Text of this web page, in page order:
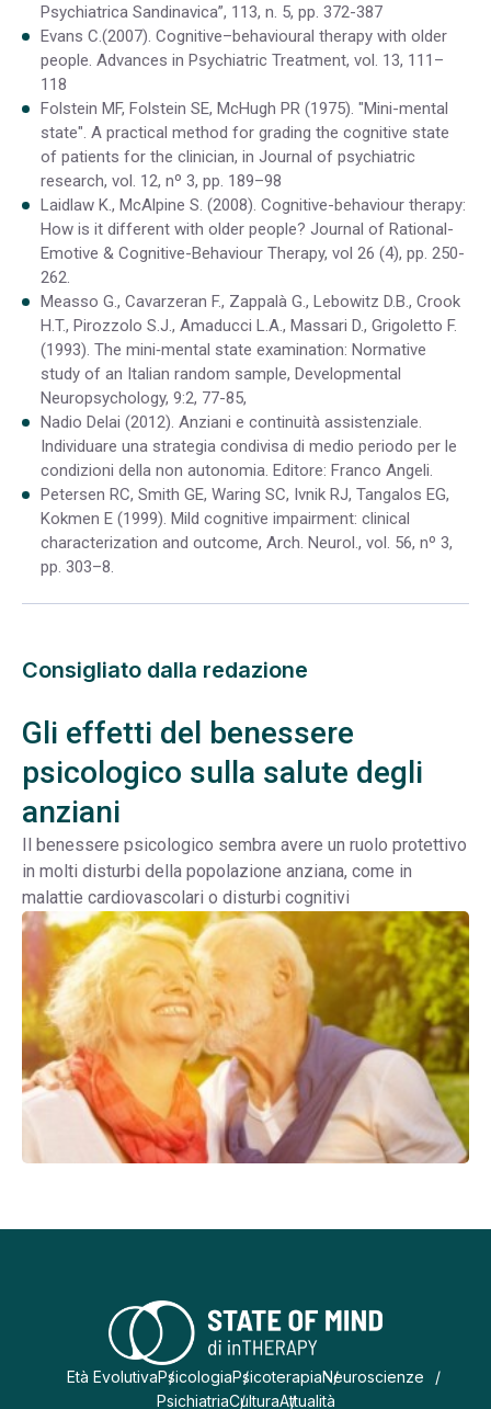
Psychiatrica Sandinavica”, 113, n. 5, pp. 372-387
Evans C.(2007). Cognitive–behavioural therapy with older
people. Advances in Psychiatric Treatment, vol. 13, 111–
118
Folstein MF, Folstein SE, McHugh PR (1975). "Mini-mental
state". A practical method for grading the cognitive state
of patients for the clinician, in Journal of psychiatric
research, vol. 12, nº 3, pp. 189–98
Laidlaw K., McAlpine S. (2008). Cognitive-behaviour therapy:
How is it different with older people? Journal of Rational-
Emotive & Cognitive-Behaviour Therapy, vol 26 (4), pp. 250-
262.
Measso G., Cavarzeran F., Zappalà G., Lebowitz D.B., Crook
H.T., Pirozzolo S.J., Amaducci L.A., Massari D., Grigoletto F.
(1993). The mini‐mental state examination: Normative
study of an Italian random sample, Developmental
Neuropsychology, 9:2, 77-85,
Nadio Delai (2012). Anziani e continuità assistenziale.
Individuare una strategia condivisa di medio periodo per le
condizioni della non autonomia. Editore: Franco Angeli.
Petersen RC, Smith GE, Waring SC, Ivnik RJ, Tangalos EG,
Kokmen E (1999). Mild cognitive impairment: clinical
characterization and outcome, Arch. Neurol., vol. 56, nº 3,
pp. 303–8.
Consigliato dalla redazione
Gli effetti del benessere
psicologico sulla salute degli
anziani
Il benessere psicologico sembra avere un ruolo protettivo
in molti disturbi della popolazione anziana, come in
malattie cardiovascolari o disturbi cognitivi
Età EvolutivaPsicologiaPsicoterapiaNeuroscienze
PsichiatriaCulturaAttualità